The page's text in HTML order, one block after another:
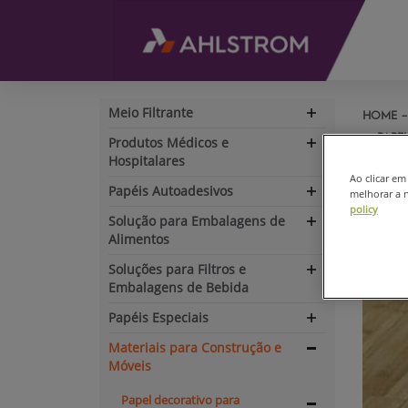
Meio Filtrante
Expand
navigation
Produtos Médicos e
Hospitalares
Expand
navigation
Papéis Autoadesivos
Expand
navigation
Solução para Embalagens de
Alimentos
Expand
Soluções para Filtros e
Embalagens de Bebida
Expand
navigation
Papéis Especiais
Expand
navigation
Materiais para Construção e
Móveis
Papel decorativo para
HOME
Ao clicar
melhorar a
policy